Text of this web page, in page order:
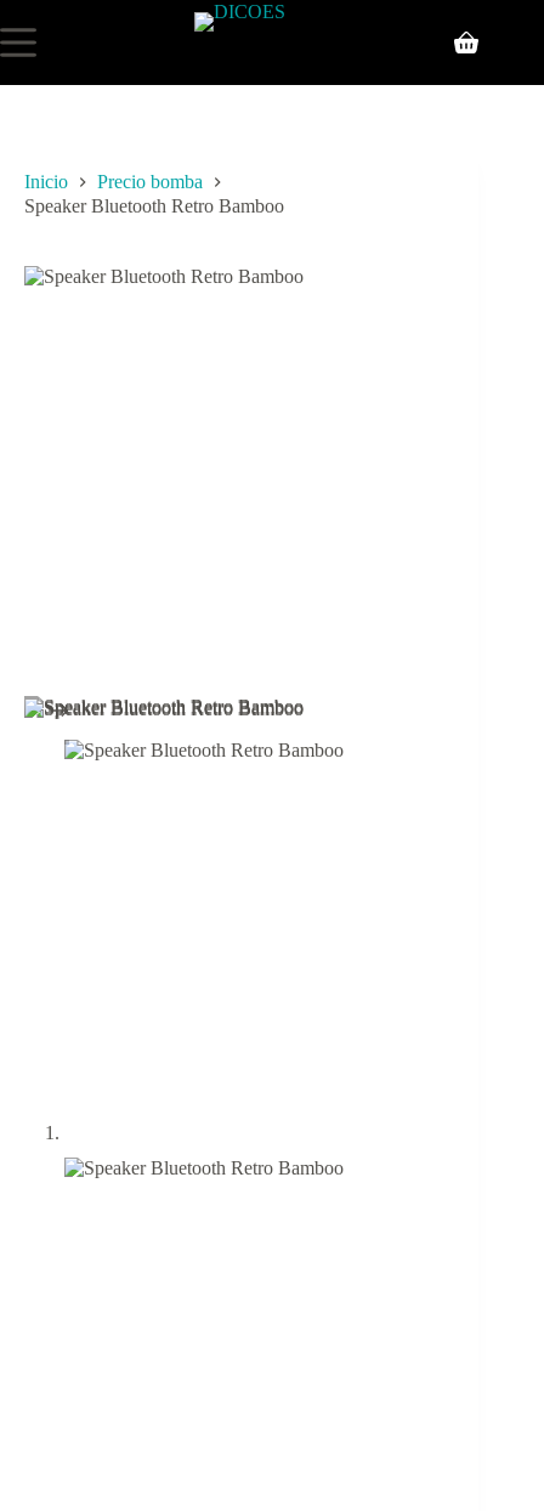
Inicio
Precio bomba
Speaker Bluetooth Retro Bamboo